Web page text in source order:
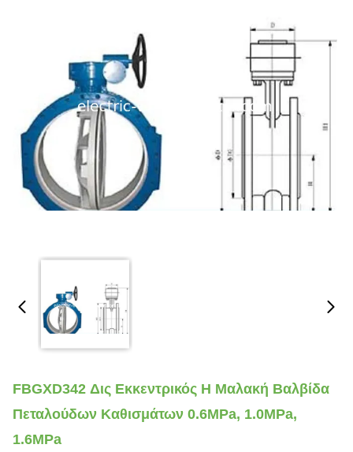
FBGXD342 Δις Εκκεντρικός Η Μαλακή Βαλβίδα
Πεταλούδων Καθισμάτων 0.6MPa, 1.0MPa,
1.6MPa